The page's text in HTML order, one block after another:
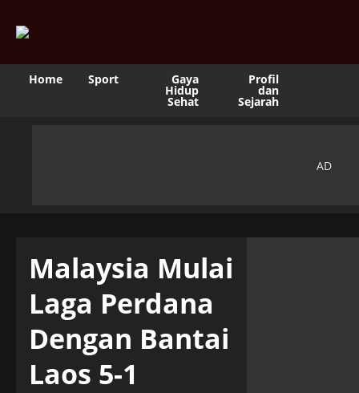
Home Sport Gaya
Hidup
Sehat
Profil
dan
Sejarah
Malaysia Mulai
Laga Perdana
Dengan Bantai
Laos 5-1